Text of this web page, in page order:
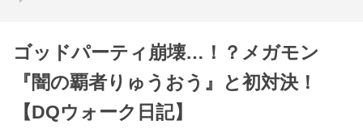
ゴッドパーティ崩壊…！？メガモン
『闇の覇者りゅうおう』と初対決！
【DQウォーク日記】